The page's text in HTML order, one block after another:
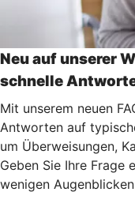
Neu auf unserer
schnelle
Mit unserem neuen
Antworten auf
um Überweisungen,
Geben Sie Ihre Frage
wenigen